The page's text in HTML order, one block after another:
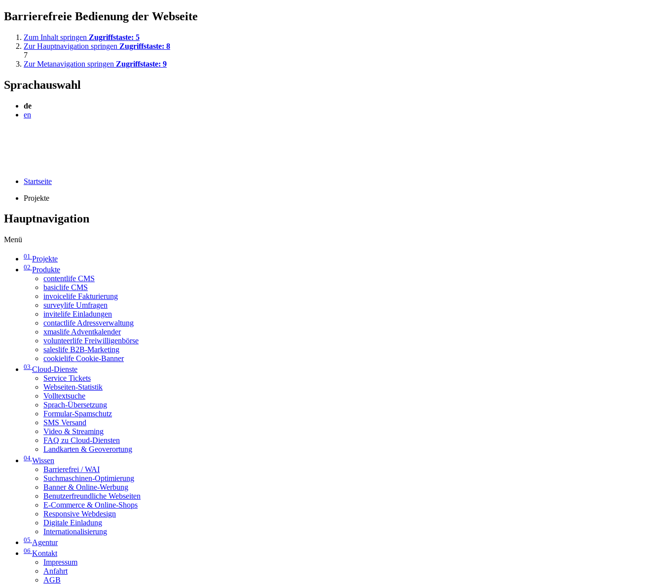
Barrierefreie Bedienung der Webseite
Zum Inhalt springen Zugriffstaste: 5
Zur Hauptnavigation springen Zugriffstaste: 8
7
Zur Metanavigation springen Zugriffstaste: 9
Sprachauswahl
de
en
Startseite
Projekte
Hauptnavigation
Menü
01 Projekte
02 Produkte
contentlife CMS
basiclife CMS
invoicelife Fakturierung
surveylife Umfragen
invitelife Einladungen
contactlife Adressverwaltung
xmaslife Adventkalender
volunteerlife Freiwilligenbörse
saleslife B2B-Marketing
cookielife Cookie-Banner
03 Cloud-Dienste
Service Tickets
Webseiten-Statistik
Volltextsuche
Sprach-Übersetzung
Formular-Spamschutz
SMS Versand
Video & Streaming
FAQ zu Cloud-Diensten
Landkarten & Geoverortung
04 Wissen
Barrierefrei / WAI
Suchmaschinen-Optimierung
Banner & Online-Werbung
Benutzerfreundliche Webseiten
E-Commerce & Online-Shops
Responsive Webdesign
Digitale Einladung
Internationalisierung
05 Agentur
06 Kontakt
Impressum
Anfahrt
AGB